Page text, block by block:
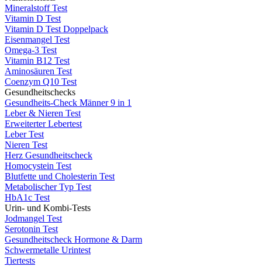
Mineralstoff Test
Vitamin D Test
Vitamin D Test Doppelpack
Eisenmangel Test
Omega-3 Test
Vitamin B12 Test
Aminosäuren Test
Coenzym Q10 Test
Gesundheitschecks
Gesundheits-Check Männer 9 in 1
Leber & Nieren Test
Erweiterter Lebertest
Leber Test
Nieren Test
Herz Gesundheitscheck
Homocystein Test
Blutfette und Cholesterin Test
Metabolischer Typ Test
HbA1c Test
Urin- und Kombi-Tests
Jodmangel Test
Serotonin Test
Gesundheitscheck Hormone & Darm
Schwermetalle Urintest
Tiertests